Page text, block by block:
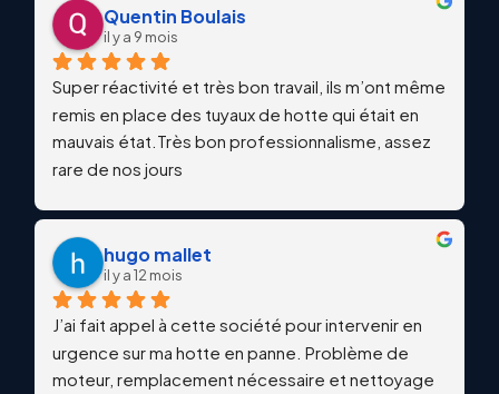
Quentin Boulais
il y a 9 mois
Super réactivité et très bon travail, ils m’ont même
remis en place des tuyaux de hotte qui était en
mauvais état.Très bon professionnalisme, assez
rare de nos jours
hugo mallet
il y a 12 mois
J’ai fait appel à cette société pour intervenir en
urgence sur ma hotte en panne. Problème de
moteur, remplacement nécessaire et nettoyage